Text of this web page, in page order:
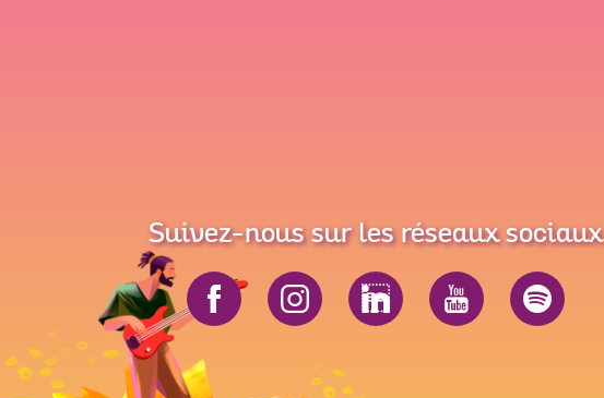
Suivez-nous sur les réseaux sociaux